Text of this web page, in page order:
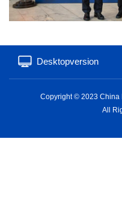
Desktopversion
Copyright © 2023 China
All